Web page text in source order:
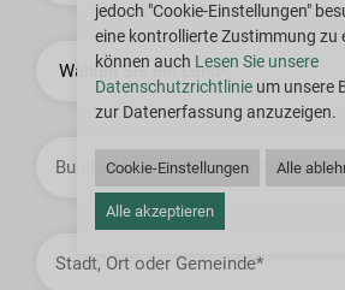
oder
Provinz
Ort
oder
jedoch "Cookie-Einstellungen"
eine kontrollierte Zustimmung zu
können auch Lesen Sie unsere
Datenschutzrichtlinie um unsere
zur Datenerfassung anzuzeigen.
Cookie-Einstellungen Alle
Alle akzeptieren